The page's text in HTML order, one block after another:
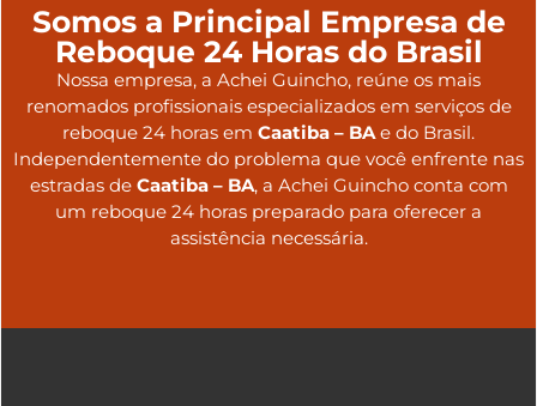
Somos a Principal Empresa de
Reboque 24 Horas do Brasil
Nossa empresa, a Achei Guincho, reúne os mais
renomados profissionais especializados em serviços de
reboque 24 horas em Caatiba – BA e do Brasil.
Independentemente do problema que você enfrente nas
estradas de Caatiba – BA, a Achei Guincho conta com
um reboque 24 horas preparado para oferecer a
assistência necessária.